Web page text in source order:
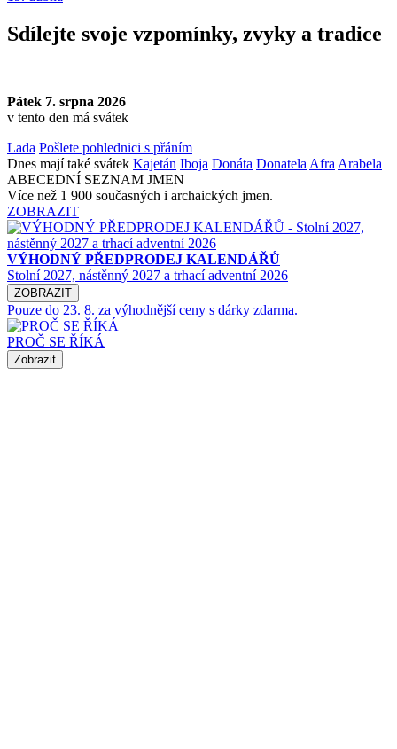
Sdílejte svoje vzpomínky, zvyky a tradice
Pátek 7. srpna 2026
v tento den má svátek
Lada Pošlete pohlednici s přáním
Dnes mají také svátek Kajetán Iboja Donáta Donatela Afra Arabela
ABECEDNÍ SEZNAM JMEN
Více než 1 900 současných i archaických jmen.
ZOBRAZIT
VÝHODNÝ PŘEDPRODEJ KALENDÁŘŮ
Stolní 2027, nástěnný 2027 a trhací adventní 2026
ZOBRAZIT
Pouze do 23. 8. za výhodnější ceny s dárky zdarma.
PROČ SE ŘÍKÁ
Zobrazit